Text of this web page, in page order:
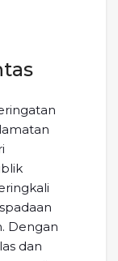
Dengan
dan